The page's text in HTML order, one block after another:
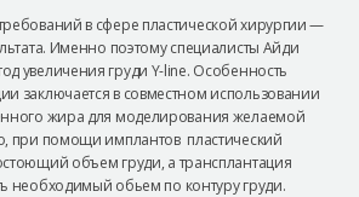
в сфере пластической хирургии —
Именно поэтому специалисты Айди
увеличения груди Y-line. Особенность
заключается в совместном использовании
жира для моделирования желаемой
при помощи имплантов пластический
объем груди, а трансплантация
необходимый обьем по контуру груди.